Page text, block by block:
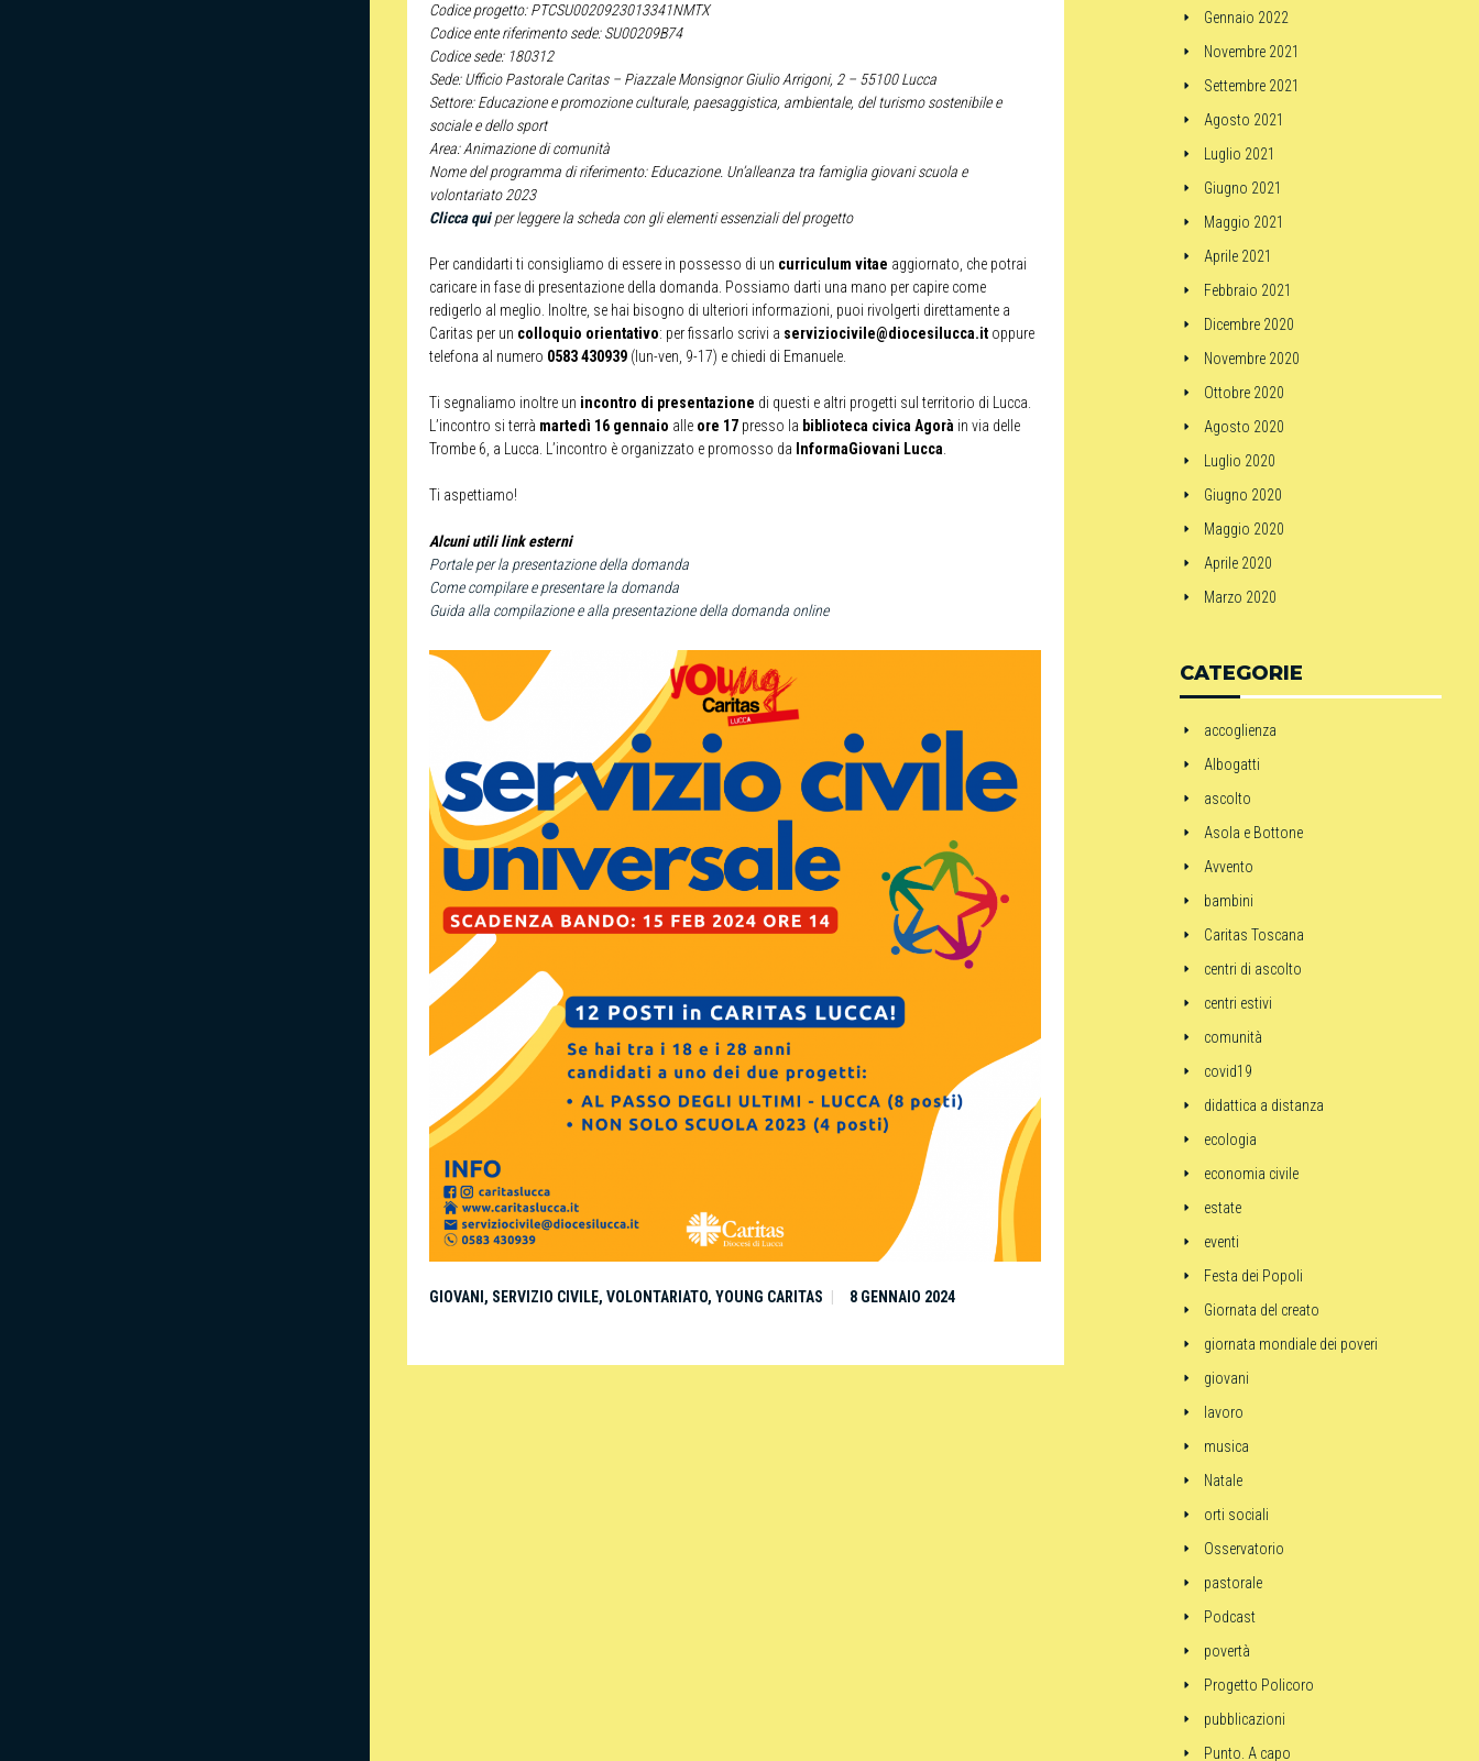
Codice progetto: PTCSU0020923013341NMTX
Codice ente riferimento sede: SU00209B74
Codice sede: 180312
Sede: Ufficio Pastorale Caritas – Piazzale Monsignor Giulio Arrigoni, 2 – 55100 Lucca
Settore: Educazione e promozione culturale, paesaggistica, ambientale, del turismo sostenibile e
sociale e dello sport
Area: Animazione di comunità
Nome del programma di riferimento: Educazione. Un’alleanza tra famiglia giovani scuola e
volontariato 2023
Clicca qui per leggere la scheda con gli elementi essenziali del progetto
Per candidarti ti consigliamo di essere in possesso di un curriculum vitae aggiornato, che potrai
caricare in fase di presentazione della domanda. Possiamo darti una mano per capire come
redigerlo al meglio. Inoltre, se hai bisogno di ulteriori informazioni, puoi rivolgerti direttamente a
Caritas per un colloquio orientativo: per fissarlo scrivi a serviziocivile@diocesilucca.it oppure
telefona al numero 0583 430939 (lun-ven, 9-17) e chiedi di Emanuele.
Ti segnaliamo inoltre un incontro di presentazione di questi e altri progetti sul territorio di Lucca.
L’incontro si terrà martedì 16 gennaio alle ore 17 presso la biblioteca civica Agorà in via delle
Trombe 6, a Lucca. L’incontro è organizzato e promosso da InformaGiovani Lucca.
Ti aspettiamo!
Alcuni utili link esterni
Portale per la presentazione della domanda
Come compilare e presentare la domanda
Guida alla compilazione e alla presentazione della domanda online
GIOVANI , SERVIZIO CIVILE, VOLONTARIATO, YOUNG CARITAS 8 GENNAIO 2024
Gennaio 2022
Novembre 2021
Settembre 2021
Agosto 2021
Luglio 2021
Giugno 2021
Maggio 2021
Aprile 2021
Febbraio 2021
Dicembre 2020
Novembre 2020
Ottobre 2020
Agosto 2020
Luglio 2020
Giugno 2020
Maggio 2020
Aprile 2020
Marzo 2020
CATEGORIE
accoglienza
Albogatti
ascolto
Asola e Bottone
Avvento
bambini
Caritas Toscana
centri di ascolto
centri estivi
comunità
covid19
didattica a distanza
ecologia
economia civile
estate
eventi
Festa dei Popoli
Giornata del creato
giornata mondiale dei poveri
giovani
lavoro
musica
Natale
orti sociali
Osservatorio
pastorale
Podcast
povertà
Progetto Policoro
pubblicazioni
Punto. A capo